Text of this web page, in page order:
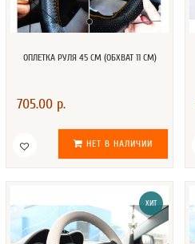
ОПЛЕТКА РУЛЯ 45 СМ (ОБХВАТ 11 СМ)
705.00 р.
НЕТ В НАЛИЧИИ
ХИТ